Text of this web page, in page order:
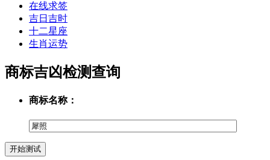
在线求签
吉日吉时
十二星座
生肖运势
商标吉凶检测查询
商标名称：